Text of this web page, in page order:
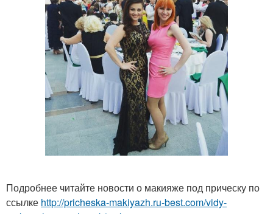
Подробнее читайте новости о макияже под прическу по
ссылке http://pricheska-makiyazh.ru-best.com/vidy-